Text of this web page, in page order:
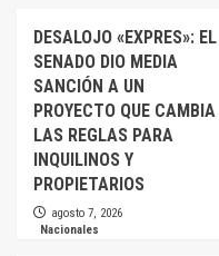
DESALOJO «EXPRES»: EL
SENADO DIO MEDIA
SANCIÓN A UN
PROYECTO QUE CAMBIA
LAS REGLAS PARA
INQUILINOS Y
PROPIETARIOS
agosto 7, 2026
Nacionales